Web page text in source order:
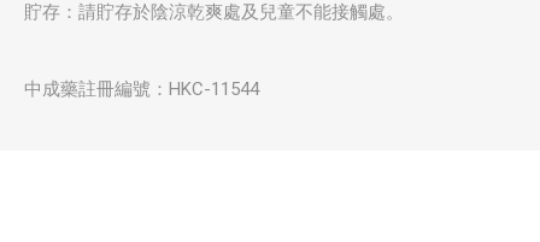
貯存：請貯存於陰涼乾爽處及兒童不能接觸處。
中成藥註冊編號：HKC-11544